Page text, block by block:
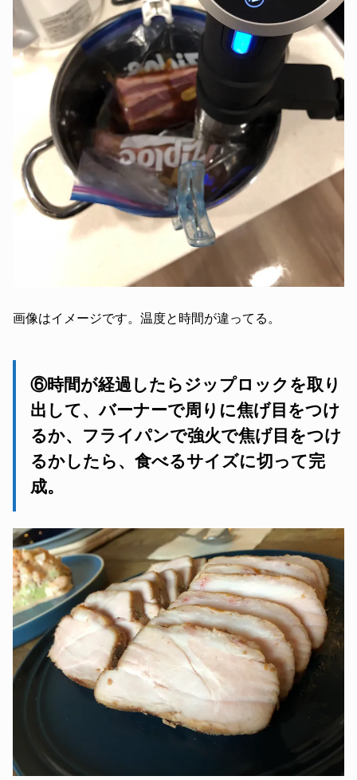
画像はイメージです。温度と時間が違ってる。
⑥時間が経過したらジップロックを取り
出して、バーナーで周りに焦げ目をつけ
るか、フライパンで強火で焦げ目をつけ
るかしたら、食べるサイズに切って完
成。